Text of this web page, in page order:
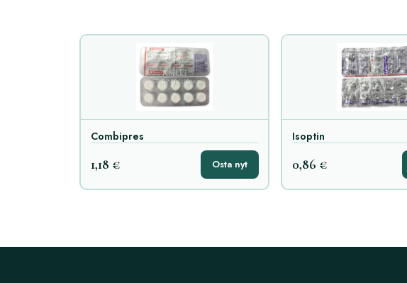
Combipres
1,18 € Osta nyt
Isoptin
0,86 €